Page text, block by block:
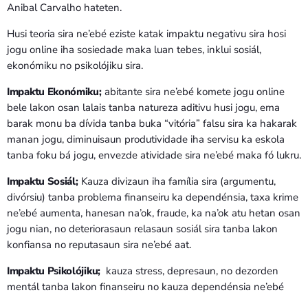
Anibal Carvalho hateten.
Husi teoria sira ne’ebé eziste katak impaktu negativu sira hosi
jogu online iha sosiedade maka luan tebes, inklui sosiál,
ekonómiku no psikolójiku sira.
Impaktu Ekonómiku;abitante sira ne’ebé komete jogu online
bele lakon osan lalais tanba natureza aditivu husi jogu, ema
barak monu ba dívida tanba buka “vitória” falsu sira ka hakarak
manan jogu, diminuisaun produtividade iha servisu ka eskola
tanba foku bá jogu, envezde atividade sira ne’ebé maka fó lukru.
Impaktu Sosiál;Kauza divizaun iha família sira (argumentu,
divórsiu) tanba problema finanseiru ka dependénsia, taxa krime
ne’ebé aumenta, hanesan na’ok, fraude, ka na’ok atu hetan osan
jogu nian, no deteriorasaun relasaun sosiál sira tanba lakon
konfiansa no reputasaun sira ne’ebé aat.
Impaktu Psikolójiku; kauza stress, depresaun, no dezorden
mentál tanba lakon finanseiru no kauza dependénsia ne’ebé